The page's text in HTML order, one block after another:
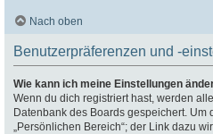
Nach oben
Benutzerpräferenzen und -
Wie kann ich meine Einstellungen
Wenn du dich registriert hast, werden
Datenbank des Boards gespeichert. Um
„Persönlichen Bereich“; der Link dazu